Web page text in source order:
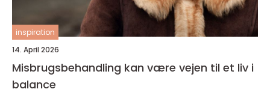
inspiration
14. April 2026
Misbrugsbehandling kan være vejen til et liv i
balance